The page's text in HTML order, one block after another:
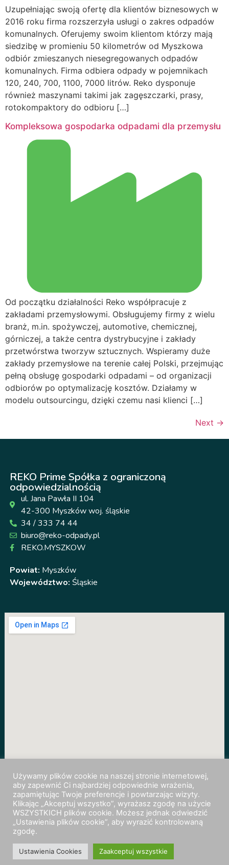
Uzupełniając swoją ofertę dla klientów biznesowych w
2016 roku firma rozszerzyła usługi o zakres odpadów
komunalnych. Oferujemy swoim klientom którzy mają
siedzibę w promieniu 50 kilometrów od Myszkowa
odbiór zmieszanych niesegregowanych odpadów
komunalnych. Firma odbiera odpady w pojemnikach
120, 240, 700, 1100, 7000 litrów. Reko dysponuje
również maszynami takimi jak zagęszczarki, prasy,
rotokompaktory do odbioru […]
Kompleksowa gospodarka odpadami dla przemysłu
Od początku działalności Reko współpracuje z
zakładami przemysłowymi. Obsługujemy firmy z wielu
branż, m.in. spożywczej, automotive, chemicznej,
górniczej, a także centra dystrybucyjne i zakłady
przetwórstwa tworzyw sztucznych. Wspieramy duże
zakłady przemysłowe na terenie całej Polski, przejmując
pełną obsługę gospodarki odpadami – od organizacji
odbiorów po optymalizację kosztów. Działamy w
modelu outsourcingu, dzięki czemu nasi klienci […]
Next →
REKO Prime Spółka z ograniczoną
odpowiedzialnością
ul. Jana Pawła II 104
42-300 Myszków woj. śląskie
34 / 333 74 44
biuro@reko-odpady.pl
REKO.MYSZKOW
Powiat: Myszków
Województwo: Śląskie
Używamy plików cookie na naszej stronie internetowej,
aby zapewnić Ci najbardziej odpowiednie wrażenia,
zapamiętując Twoje preferencje i powtarzając wizyty.
Klikając „Akceptuj wszystko”, wyrażasz zgodę na użycie
WSZYSTKICH plików cookie. Możesz jednak odwiedzić
„Ustawienia plików cookie”, aby wyrazić kontrolowaną
zgodę.
Ustawienia Cookies Zaakceptuj wszystkie